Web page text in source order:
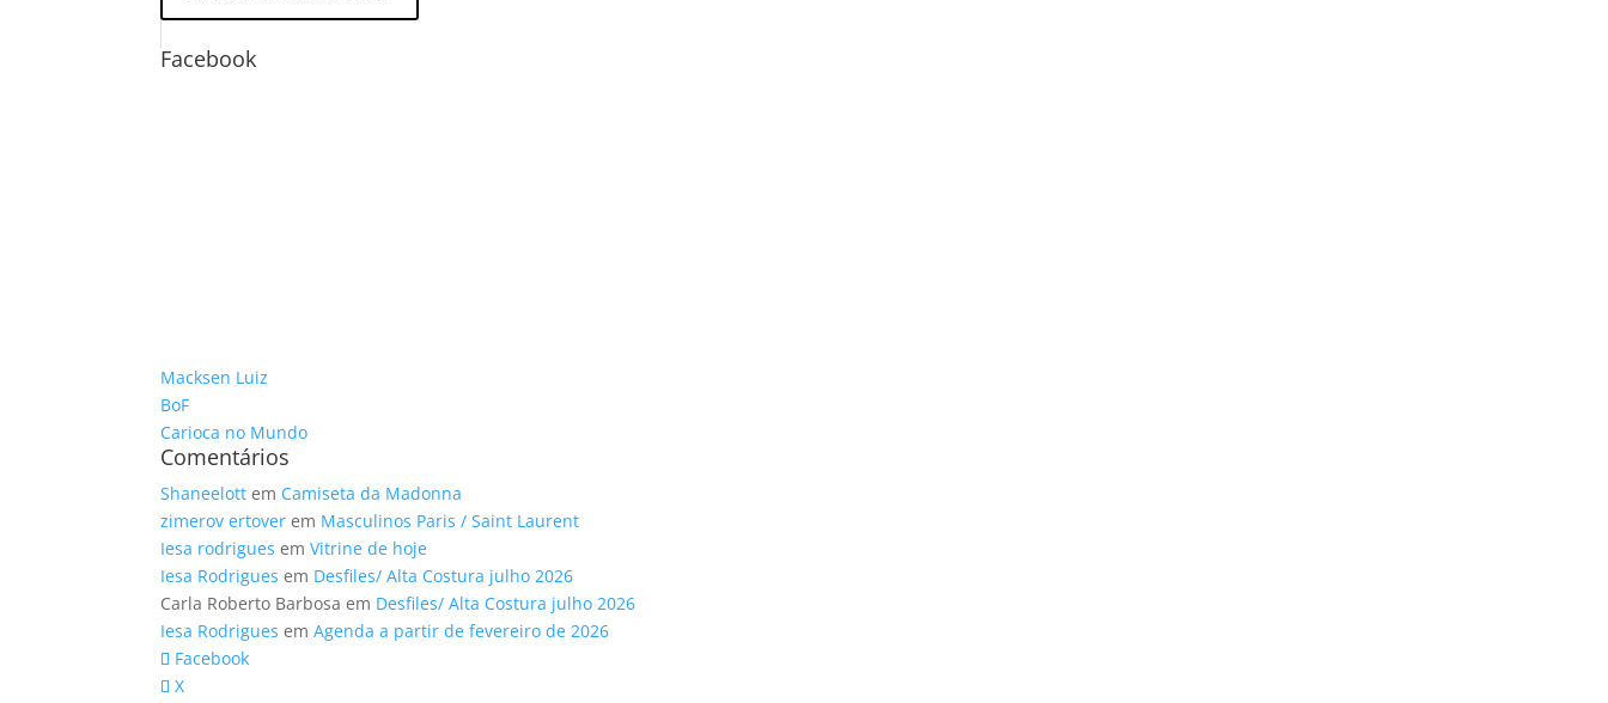
Facebook
Macksen Luiz
BoF
Carioca no Mundo
Comentários
Shaneelott em Camiseta da Madonna
zimerov ertover em Masculinos Paris / Saint Laurent
Iesa rodrigues emVitrine de hoje
Iesa Rodrigues em Desfiles/ Alta Costura julho 2026
Carla Roberto Barbosa em Desfiles/ Alta Costura julho 2026
Iesa Rodrigues emAgenda a partir de fevereiro de 2026
Facebook
X